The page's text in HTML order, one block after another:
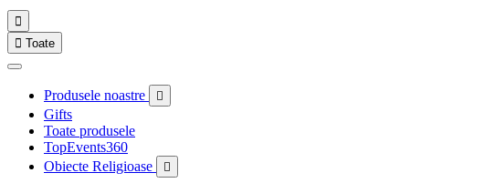

 Toate
Produsele noastre 
Gifts
Toate produsele
TopEvents360
Obiecte Religioase
